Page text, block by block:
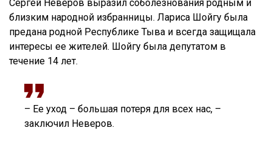
Сергей Неверов выразил соболезнования родным и
близким народной избранницы. Лариса Шойгу была
предана родной Республике Тыва и всегда защищала
интересы ее жителей. Шойгу была депутатом в
течение 14 лет.
– Ее уход – большая потеря для всех нас, –
заключил Неверов.